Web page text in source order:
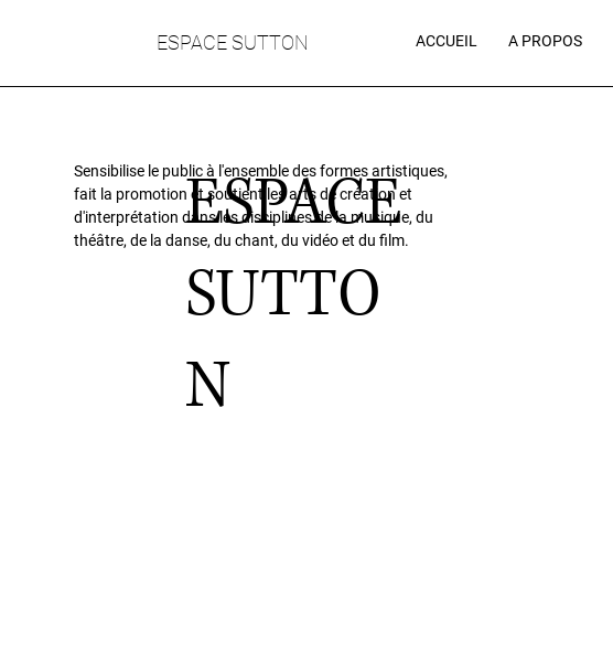
ESPACE SUTTON ACCUEIL A PROPOS
ESPACE
SUTTO
N
Sensibilise le public à l'ensemble des formes artistiques,
fait la promotion et soutient les arts de création et
d'interprétation dans les disciplines de la musique, du
théâtre, de la danse, du chant, du vidéo et du film.